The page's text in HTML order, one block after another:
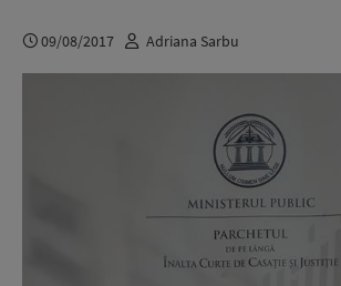
09/08/2017 Adriana Sarbu